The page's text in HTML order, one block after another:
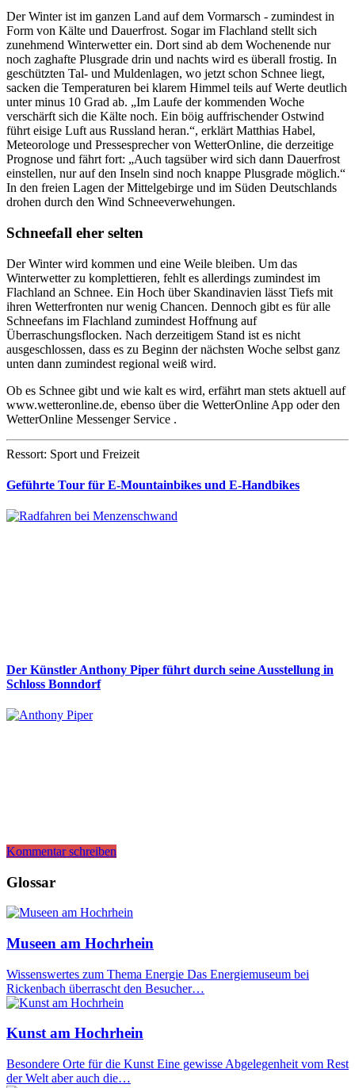
Der Winter ist im ganzen Land auf dem Vormarsch - zumindest in
Form von Kälte und Dauerfrost. Sogar im Flachland stellt sich
zunehmend Winterwetter ein. Dort sind ab dem Wochenende nur
noch zaghafte Plusgrade drin und nachts wird es überall frostig. In
geschützten Tal- und Muldenlagen, wo jetzt schon Schnee liegt,
sacken die Temperaturen bei klarem Himmel teils auf Werte deutlich
unter minus 10 Grad ab. „Im Laufe der kommenden Woche
verschärft sich die Kälte noch. Ein böig auffrischender Ostwind
führt eisige Luft aus Russland heran.“, erklärt Matthias Habel,
Meteorologe und Pressesprecher von WetterOnline, die derzeitige
Prognose und fährt fort: „Auch tagsüber wird sich dann Dauerfrost
einstellen, nur auf den Inseln sind noch knappe Plusgrade möglich.“
In den freien Lagen der Mittelgebirge und im Süden Deutschlands
drohen durch den Wind Schneeverwehungen.
Schneefall eher selten
Der Winter wird kommen und eine Weile bleiben. Um das
Winterwetter zu komplettieren, fehlt es allerdings zumindest im
Flachland an Schnee. Ein Hoch über Skandinavien lässt Tiefs mit
ihren Wetterfronten nur wenig Chancen. Dennoch gibt es für alle
Schneefans im Flachland zumindest Hoffnung auf
Überraschungsflocken. Nach derzeitigem Stand ist es nicht
ausgeschlossen, dass es zu Beginn der nächsten Woche selbst ganz
unten dann zumindest regional weiß wird.
Ob es Schnee gibt und wie kalt es wird, erfährt man stets aktuell auf
www.wetteronline.de, ebenso über die WetterOnline App oder den
WetterOnline Messenger Service .
Ressort: Sport und Freizeit
Geführte Tour für E-Mountainbikes und E-Handbikes
Der Künstler Anthony Piper führt durch seine Ausstellung in
Schloss Bonndorf
Kommentar schreiben
Glossar
Museen am Hochrhein
Wissenswertes zum Thema Energie Das Energiemuseum bei
Rickenbach überrascht den Besucher…
Kunst am Hochrhein
Besondere Orte für die Kunst Eine gewisse Abgelegenheit vom Rest
der Welt aber auch die…